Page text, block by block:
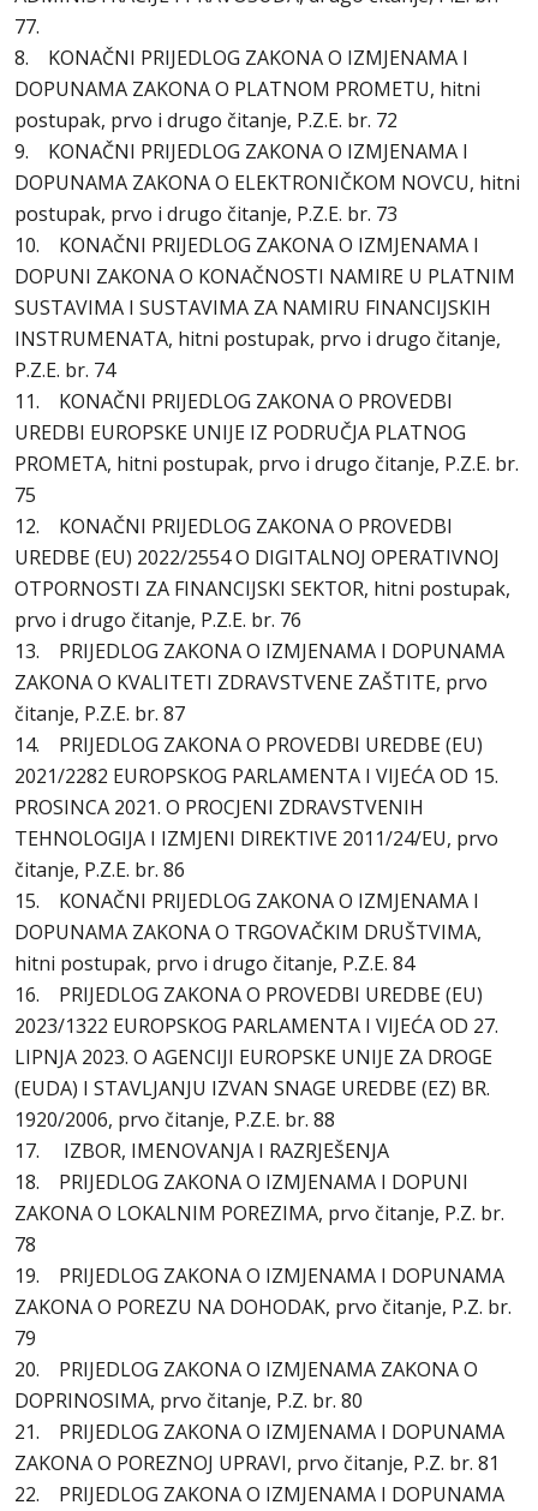
77.
8. KONAČNI PRIJEDLOG ZAKONA O IZMJENAMA I
DOPUNAMA ZAKONA O PLATNOM PROMETU, hitni
postupak, prvo i drugo čitanje, P.Z.E. br. 72
9. KONAČNI PRIJEDLOG ZAKONA O IZMJENAMA I
DOPUNAMA ZAKONA O ELEKTRONIČKOM NOVCU, hitni
postupak, prvo i drugo čitanje, P.Z.E. br. 73
10. KONAČNI PRIJEDLOG ZAKONA O IZMJENAMA I
DOPUNI ZAKONA O KONAČNOSTI NAMIRE U PLATNIM
SUSTAVIMA I SUSTAVIMA ZA NAMIRU FINANCIJSKIH
INSTRUMENATA, hitni postupak, prvo i drugo čitanje,
P.Z.E. br. 74
11. KONAČNI PRIJEDLOG ZAKONA O PROVEDBI
UREDBI EUROPSKE UNIJE IZ PODRUČJA PLATNOG
PROMETA, hitni postupak, prvo i drugo čitanje, P.Z.E. br.
75
12. KONAČNI PRIJEDLOG ZAKONA O PROVEDBI
UREDBE (EU) 2022/2554 O DIGITALNOJ OPERATIVNOJ
OTPORNOSTI ZA FINANCIJSKI SEKTOR, hitni postupak,
prvo i drugo čitanje, P.Z.E. br. 76
13. PRIJEDLOG ZAKONA O IZMJENAMA I DOPUNAMA
ZAKONA O KVALITETI ZDRAVSTVENE ZAŠTITE, prvo
čitanje, P.Z.E. br. 87
14. PRIJEDLOG ZAKONA O PROVEDBI UREDBE (EU)
2021/2282 EUROPSKOG PARLAMENTA I VIJEĆA OD 15.
PROSINCA 2021. O PROCJENI ZDRAVSTVENIH
TEHNOLOGIJA I IZMJENI DIREKTIVE 2011/24/EU, prvo
čitanje, P.Z.E. br. 86
15. KONAČNI PRIJEDLOG ZAKONA O IZMJENAMA I
DOPUNAMA ZAKONA O TRGOVAČKIM DRUŠTVIMA,
hitni postupak, prvo i drugo čitanje, P.Z.E. 84
16. PRIJEDLOG ZAKONA O PROVEDBI UREDBE (EU)
2023/1322 EUROPSKOG PARLAMENTA I VIJEĆA OD 27.
LIPNJA 2023. O AGENCIJI EUROPSKE UNIJE ZA DROGE
(EUDA) I STAVLJANJU IZVAN SNAGE UREDBE (EZ) BR.
1920/2006, prvo čitanje, P.Z.E. br. 88
17. IZBOR, IMENOVANJA I RAZRJEŠENJA
18. PRIJEDLOG ZAKONA O IZMJENAMA I DOPUNI
ZAKONA O LOKALNIM POREZIMA, prvo čitanje, P.Z. br.
78
19. PRIJEDLOG ZAKONA O IZMJENAMA I DOPUNAMA
ZAKONA O POREZU NA DOHODAK, prvo čitanje, P.Z. br.
79
20. PRIJEDLOG ZAKONA O IZMJENAMA ZAKONA O
DOPRINOSIMA, prvo čitanje, P.Z. br. 80
21. PRIJEDLOG ZAKONA O IZMJENAMA I DOPUNAMA
ZAKONA O POREZNOJ UPRAVI, prvo čitanje, P.Z. br. 81
22. PRIJEDLOG ZAKONA O IZMJENAMA I DOPUNAMA